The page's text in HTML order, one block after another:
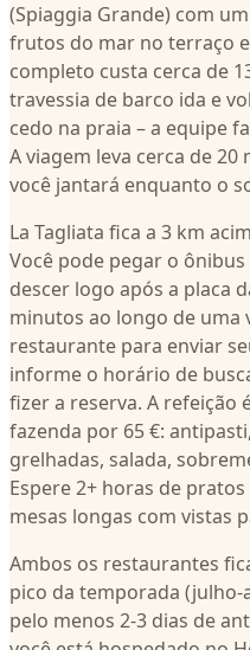
(Spiaggia Grande) com
frutos do mar no terraço
completo custa cerca de
travessia de barco ida e
cedo na praia – a equipe
A viagem leva cerca de
você jantará enquanto o
La Tagliata fica a 3 km
Você pode pegar o ônibus
descer logo após a placa
minutos ao longo de uma
restaurante para enviar
informe o horário de
fizer a reserva. A refeição
fazenda por 65 €:
grelhadas, salada,
Espere 2+ horas de
mesas longas com vistas
Ambos os restaurantes
pico da temporada
pelo menos 2-3 dias de